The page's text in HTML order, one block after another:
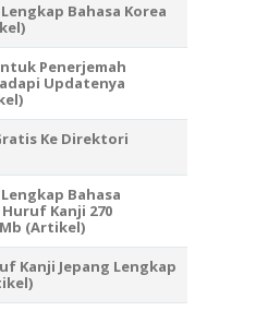
Bahasa Korea
Penerjemah
Updatenya
Ke Direktori
Bahasa
Kanji 270
(Artikel)
Kanji Jepang Lengkap